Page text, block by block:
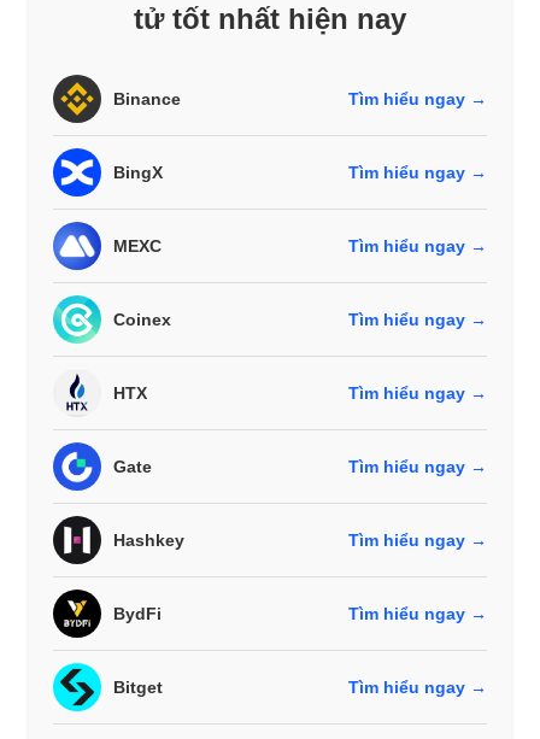
tử tốt nhất hiện nay
Binance Tìm hiểu ngay →
BingX Tìm hiểu ngay →
MEXC Tìm hiểu ngay →
Coinex Tìm hiểu ngay →
HTX Tìm hiểu ngay →
Gate Tìm hiểu ngay →
Hashkey Tìm hiểu ngay →
BydFi Tìm hiểu ngay →
Bitget Tìm hiểu ngay →